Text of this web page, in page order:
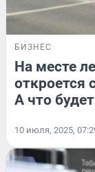
БИЗНЕС
На месте
откроется
А что
10 июля, 2025,